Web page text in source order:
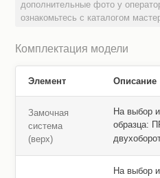
дополнительные фото у
ознакомьтесь с каталогом
Комплектация модели
Элемент Описание
Замочная
система
(верх)
На выбор
образца:
На выбор